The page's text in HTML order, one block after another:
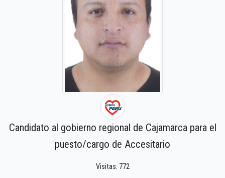
Candidato al gobierno regional de Cajamarca para el
puesto/cargo de Accesitario
Visitas: 772